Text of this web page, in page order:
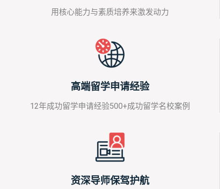
用核心能力与素质培养来激发动力
高端留学申请经验
12年成功留学申请经验500+成功留学名校案例
资深导师保驾护航